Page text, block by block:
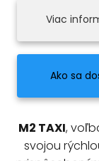
Viac
Ako sa
M2 TAXI,
svojou